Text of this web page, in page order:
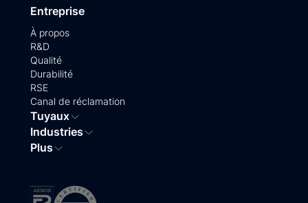
Entreprise
À propos
R&D
Qualité
Durabilité
RSE
Canal de réclamation
Tuyaux
Industries
Plus